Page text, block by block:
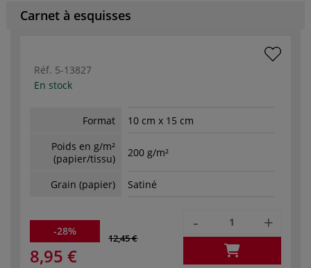
Carnet à esquisses
Réf. 5-13827
En stock
Format
10 cm x 15 cm
Poids en g/m²
(papier/tissu)
200 g/m²
Grain (papier) Satiné
-28%
12,45 €
8,95 €
- +